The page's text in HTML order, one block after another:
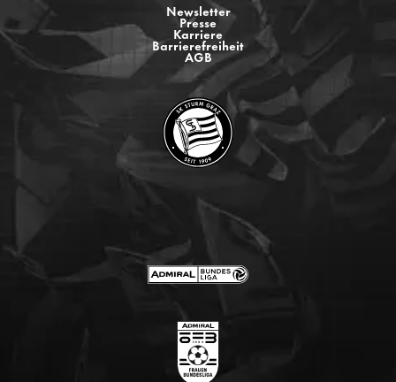
Newsletter
Presse
Karriere
Barrierefreiheit
AGB